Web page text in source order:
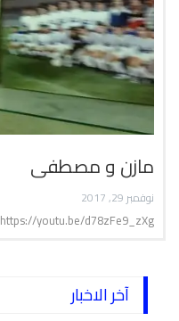
مازن و مصطفى
نوفمبر 29, 2017
https://youtu.be/d78zFe9_zXg
آخر الاخبار